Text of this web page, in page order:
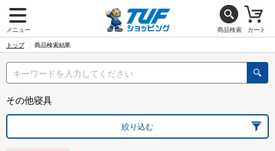
メニュー 商品検索 カート
トップ 商品検索結果
その他寝具
絞り込む